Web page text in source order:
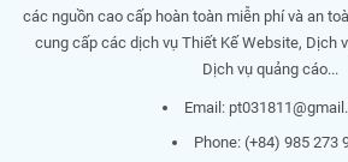
các nguồn cao cấp hoàn toàn miễn phí và an
cung cấp các dịch vụ Thiết Kế Website, Dịch
Dịch vụ quảng cáo...
Email:
Phone: (+84) 985 273